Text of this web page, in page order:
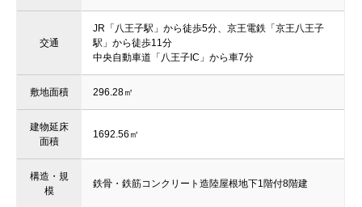
交通
JR「八王子駅」から徒歩5分、京王電鉄「京王八王子
駅」から徒歩11分
中央自動車道「八王子IC」から車7分
敷地面積 296.28㎡
建物延床
面積
1692.56㎡
構造・規
模
鉄骨・鉄筋コンクリート造陸屋根地下1階付8階建